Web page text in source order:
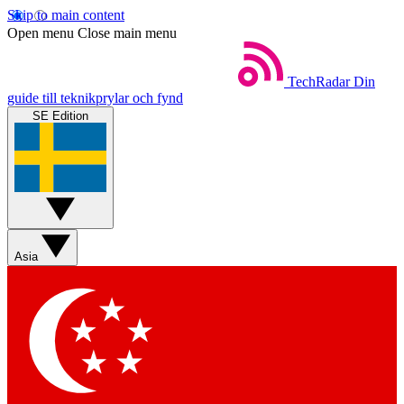
Skip to main content
Open menu Close main menu
TechRadar Din
guide till teknikprylar och fynd
SE Edition
Asia